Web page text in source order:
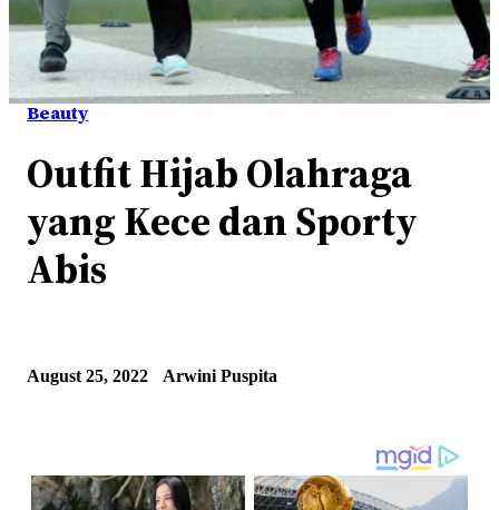
Beauty
Outfit Hijab Olahraga
yang Kece dan Sporty
Abis
August 25, 2022 Arwini Puspita